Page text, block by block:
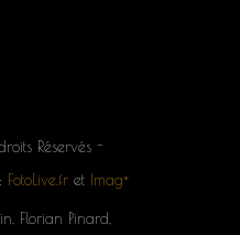
Réservés -
FotoLive.fr et Imag+
Florian Pinard,